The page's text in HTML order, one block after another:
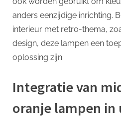
anders eenzijdige inrichting.
interieur met retro-thema,
design, deze lampen een
oplossing zijn.
Integratie van
oranje lampen